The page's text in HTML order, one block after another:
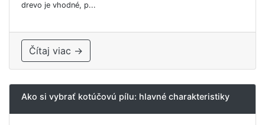
drevo je vhodné, p...
Čítaj viac →
Ako si vybrať kotúčovú pílu: hlavné charakteristiky